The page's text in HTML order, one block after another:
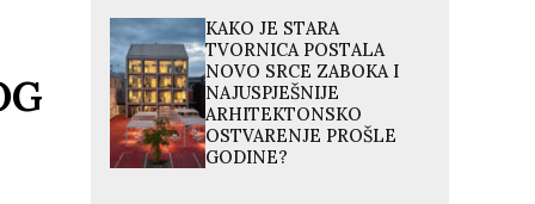
KAKO JE STARA
TVORNICA POSTALA
NOVO SRCE ZABOKA I
NAJUSPJEŠNIJE
ARHITEKTONSKO
OSTVARENJE PROŠLE
GODINE?